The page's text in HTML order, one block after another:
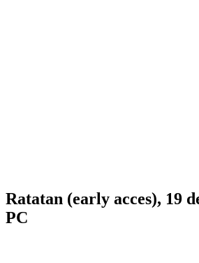
Ratatan (early acces), 19
PC